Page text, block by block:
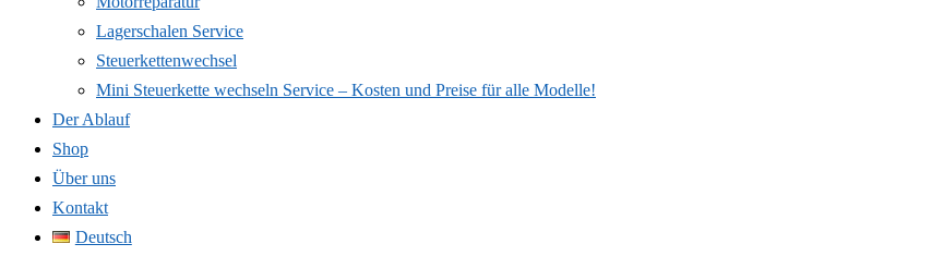
Lagerschalen Service
Steuerkettenwechsel
Mini Steuer­kette wechseln Service – Kosten und Preise für alle Modelle!
Der Ablauf
Shop
Über uns
Kontakt
Deutsch